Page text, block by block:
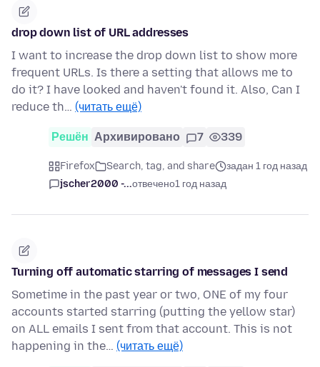
drop down list of URL addresses
I want to increase the drop down list to show more
frequent URLs. Is there a setting that allows me to
do it? I have looked and haven't found it. Also, Can I
reduce th… (читать ещё)
Решён Архивировано 7 339
Firefox Search, tag, and share
задан 1 год назад
jscher2000 -...отвечено1 год назад
Turning off automatic starring of messages I send
Sometime in the past year or two, ONE of my four
accounts started starring (putting the yellow star)
on ALL emails I sent from that account. This is not
happening in the… (читать ещё)